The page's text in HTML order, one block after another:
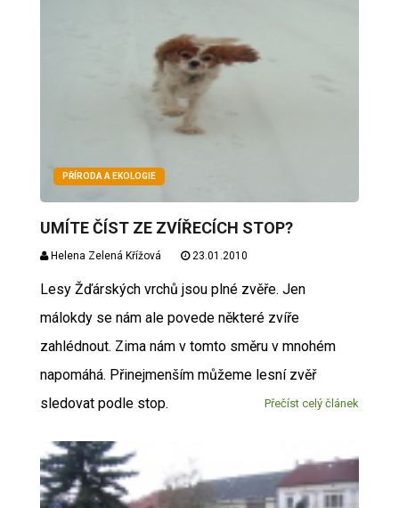
PŘÍRODA A EKOLOGIE
UMÍTE ČÍST ZE ZVÍŘECÍCH STOP?
Helena Zelená Křížová 23.01.2010
Lesy Žďárských vrchů jsou plné zvěře. Jen
málokdy se nám ale povede některé zvíře
zahlédnout. Zima nám v tomto směru v mnohém
napomáhá. Přinejmenším můžeme lesní zvěř
sledovat podle stop.
Přečíst celý článek